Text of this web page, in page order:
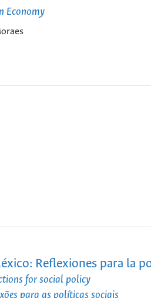
Economy
Reflexiones para la
for social policy
para as políticas sociais